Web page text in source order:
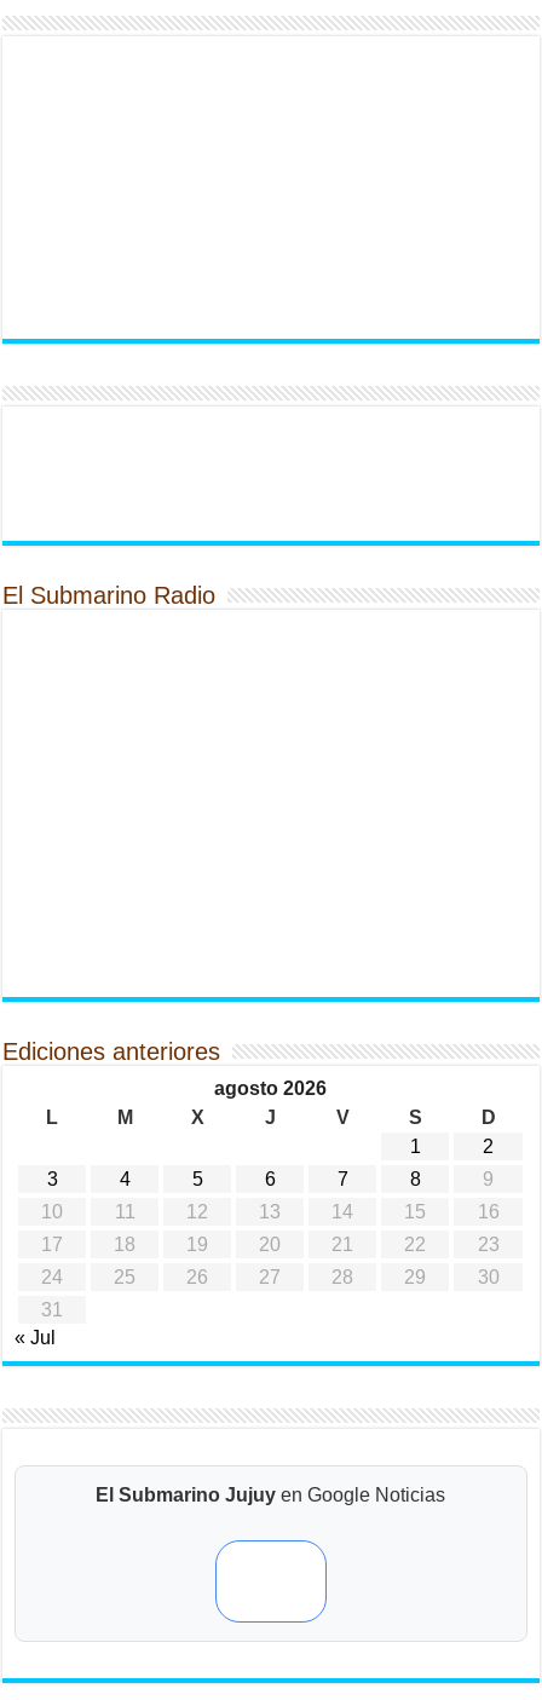
El Submarino Radio
Ediciones anteriores
agosto 2026
L
M X J V S
D
1
2
3
4 5 6 7 8
9
10
11 12 13 14 15
16
17
18 19 20 21 22
23
24
25 26 27 28 29
30
31
« Jul
El Submarino Jujuy en Google Noticias